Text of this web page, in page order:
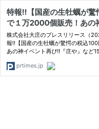
特報‼【国産の生牡蠣が驚
で１万2000個販売！あの
や』など159店で6/1から
株式会社大庄のプレスリリース（
報‼【国産の生牡蠣が驚愕の税込
あの神イベント再び!!『庄や』など
prtimes.jp